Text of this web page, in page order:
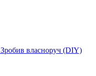
Зробив власноруч (DIY)